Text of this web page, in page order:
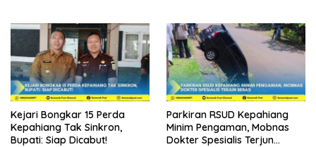
Kejari Bongkar 15 Perda
Kepahiang Tak Sinkron,
Bupati: Siap Dicabut!
Parkiran RSUD Kepahiang
Minim Pengaman, Mobnas
Dokter Spesialis Terjun